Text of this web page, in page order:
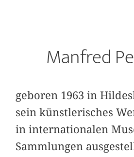
Manfred
geboren 1963 in
sein künstlerisches
in internationalen
Sammlungen